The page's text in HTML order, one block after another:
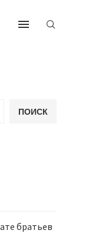
ПОИСК
братьев